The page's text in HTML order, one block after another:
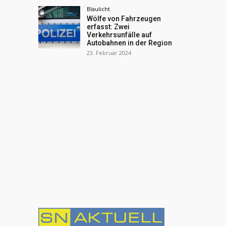
Blaulicht
Wölfe von Fahrzeugen
erfasst: Zwei
Verkehrsunfälle auf
Autobahnen in der Region
23. Februar 2024